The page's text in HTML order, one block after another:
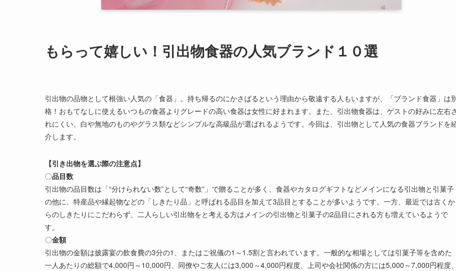
もらって嬉しい！引出物食器の人気ブランド１０選
引出物の品物として根強い人気の「食器」。持ち帰るのにかさばるという理由から敬遠する人もいますが、「ブランド食器」は
格！おもてなしに使えるいつもの食器よりグレードの高い食器は女性に好まれます。また、引出物食器は、ゲストの好みに左右
れにくい、白や無地のものやグラス類などシンプルな高級品が選ばれるようです。今回は、引出物として人気の食器ブランドを
介します。
【引き出物を選ぶ際の注意点】
〇品目数
引出物の品目数は「“分けられない数”として“奇数”」で贈ることが多く、食器やカタログギフトなどメインになる引出物と引菓子
の他に、特産品や縁起物などの「しきたり品」と呼ばれる品目を加えて3品目とすることが多いようです。一方、最近では古くか
らのしきたりにこだわらず、二人らしい引出物をと考える方はメインの引出物と引菓子の2品目にされる方も増えているようで
す。
〇金額
引出物の金額は披露宴の飲食費の3分の1、またはご祝儀の1～1.5割と言われています。一般的な相場としては引菓子等を含めた
一人あたりの総額で4,000円～10,000円、同僚やご友人には3,000～4,000円程度、上司や会社関係の方には5,000～7,000円程度